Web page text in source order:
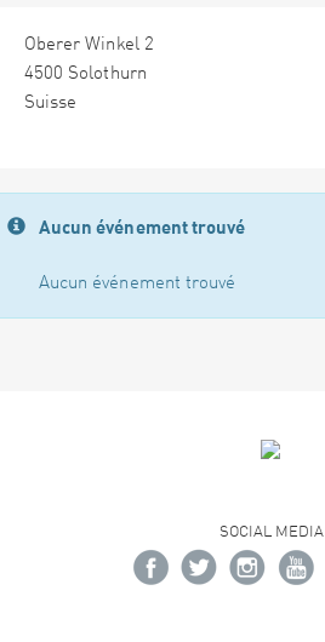
Oberer Winkel 2
4500 Solothurn
Suisse
Aucun événement trouvé
Aucun événement trouvé
SOCIAL MEDIA